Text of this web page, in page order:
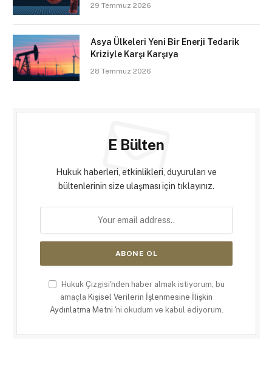
29 Temmuz 2026
Asya Ülkeleri Yeni Bir Enerji Tedarik
Kriziyle Karşı Karşıya
28 Temmuz 2026
E Bülten
Hukuk haberleri, etkinlikleri, duyuruları ve
bültenlerinin size ulaşması için tıklayınız.
Hukuk Çizgisi'nden haber almak istiyorum, bu
amaçla Kişisel Verilerin İşlenmesine İlişkin
Aydınlatma Metni 'ni okudum ve kabul ediyorum.